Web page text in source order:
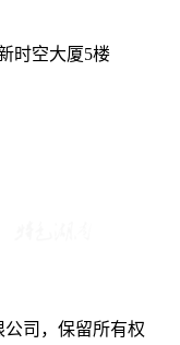
时空大厦5楼
公司，保留所有权